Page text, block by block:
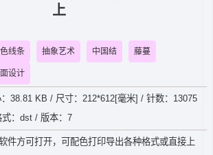
上
线条 抽象艺术 中国结 藤蔓
设计
38.81 KB / 尺寸：212*612[毫米] / 针数：13075
：dst / 版本：7
件方可打开，可配色打印导出各种格式或直接上